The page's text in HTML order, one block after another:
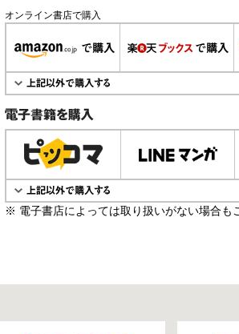
オンライン書店で購入
電子書籍で購入
※ 電子書店によっては取り扱いがない場合も